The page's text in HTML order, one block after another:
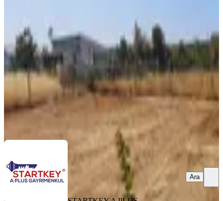
Buca, Karacaağaç Mahallesi
350 m²
4.286/m²·16.04.2026
1.500.000 ₺
STARTKEY A PLUS GAYRİMENKUL Aykut karaca
Ara